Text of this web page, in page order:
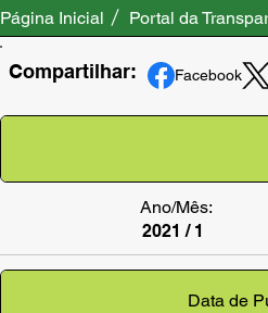
Página Inicial Portal da
Compartilhar: Facebook
Ano/Mês:
2021 / 1
Data de